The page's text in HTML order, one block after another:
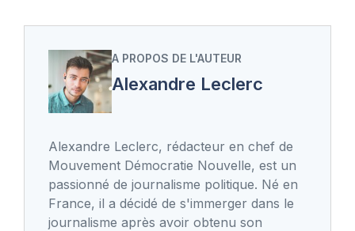
A PROPOS DE L'AUTEUR
Alexandre Leclerc
Alexandre Leclerc, rédacteur en chef de
Mouvement Démocratie Nouvelle, est un
passionné de journalisme politique. Né en
France, il a décidé de s'immerger dans le
journalisme après avoir obtenu son